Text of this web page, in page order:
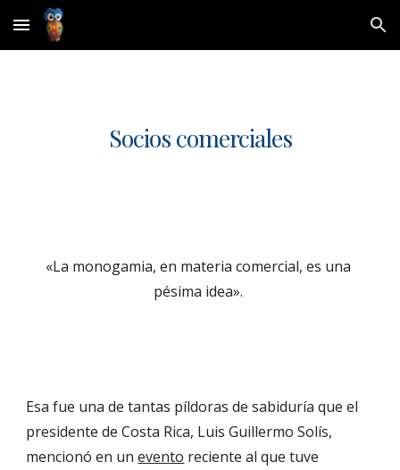
Skip to main content Skip to navigation
Socios comerciales
«La monogamia, en materia comercial, es una
pésima idea».
Esa fue una de tantas píldoras de sabiduría que el
presidente de Costa Rica, Luis Guillermo Solís,
mencionó en un evento reciente al que tuve